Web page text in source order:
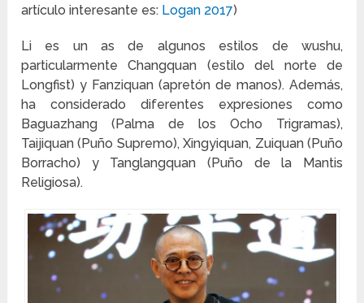
artículo interesante es: Logan 2017)
Li es un as de algunos estilos de wushu,
particularmente Changquan (estilo del norte de
Longfist) y Fanziquan (apretón de manos). Además,
ha considerado diferentes expresiones como
Baguazhang (Palma de los Ocho Trigramas),
Taijiquan (Puño Supremo), Xingyiquan, Zuiquan (Puño
Borracho) y Tanglangquan (Puño de la Mantis
Religiosa).